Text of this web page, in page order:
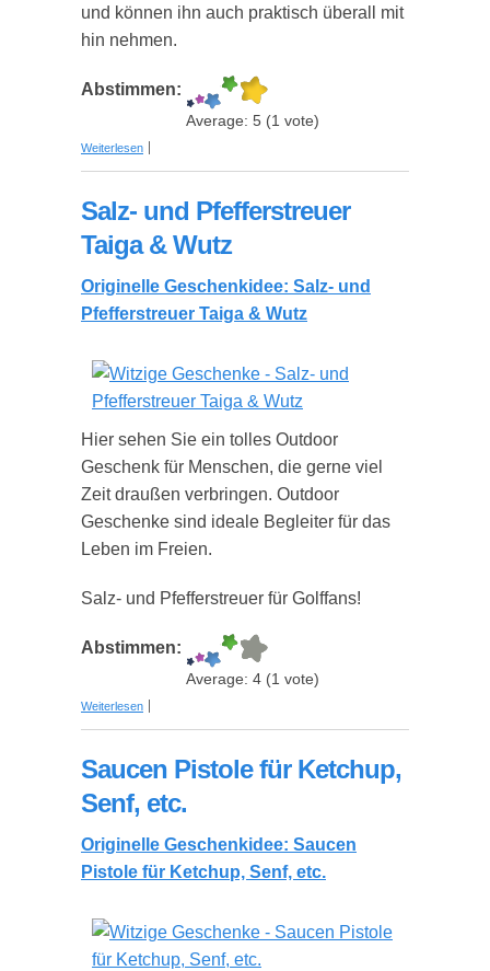
und können ihn auch praktisch überall mit
hin nehmen.
Abstimmen:
Average: 5 (1 vote)
Weiterlesen über 10 tlg Luxus Grillkoffer aus Aluminium
Salz- und Pfefferstreuer
Taiga & Wutz
Originelle Geschenkidee: Salz- und
Pfefferstreuer Taiga & Wutz
Hier sehen Sie ein tolles Outdoor
Geschenk für Menschen, die gerne viel
Zeit draußen verbringen. Outdoor
Geschenke sind ideale Begleiter für das
Leben im Freien.
Salz- und Pfefferstreuer für Golffans!
Abstimmen:
Average: 4 (1 vote)
Weiterlesen über Salz- und Pfefferstreuer Taiga & Wutz
Saucen Pistole für Ketchup,
Senf, etc.
Originelle Geschenkidee: Saucen
Pistole für Ketchup, Senf, etc.